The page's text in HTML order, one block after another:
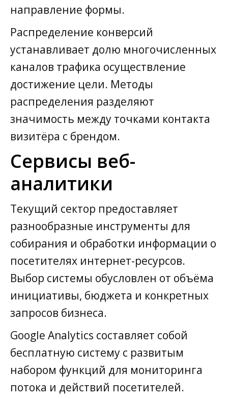
направление формы.
Распределение конверсий
устанавливает долю многочисленных
каналов трафика осуществление
достижение цели. Методы
распределения разделяют
значимость между точками контакта
визитёра с брендом.
Сервисы веб-
аналитики
Текущий сектор предоставляет
разнообразные инструменты для
собирания и обработки информации о
посетителях интернет-ресурсов.
Выбор системы обусловлен от объёма
инициативы, бюджета и конкретных
запросов бизнеса.
Google Analytics составляет собой
бесплатную систему с развитым
набором функций для мониторинга
потока и действий посетителей.